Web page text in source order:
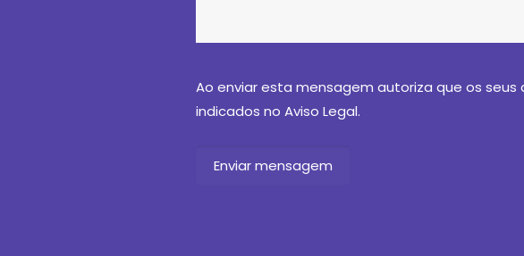
Ao enviar esta mensagem autoriza que os
indicados no Aviso Legal.